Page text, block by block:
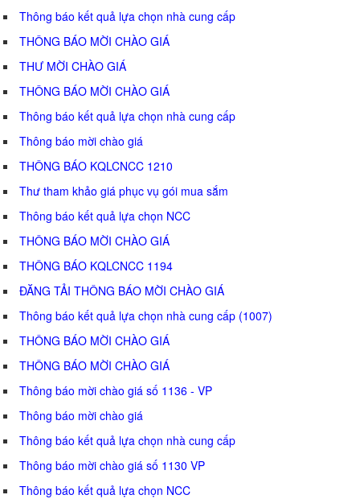
Thông báo kết quả lựa chọn nhà cung cấp
THÔNG BÁO MỜI CHÀO GIÁ
THƯ MỜI CHÀO GIÁ
THÔNG BÁO MỜI CHÀO GIÁ
Thông báo kết quả lựa chọn nhà cung cấp
Thông báo mời chào giá
THÔNG BÁO KQLCNCC 1210
Thư tham khảo giá phục vụ gói mua sắm
Thông báo kết quả lựa chọn NCC
THÔNG BÁO MỜI CHÀO GIÁ
THÔNG BÁO KQLCNCC 1194
ĐĂNG TẢI THÔNG BÁO MỜI CHÀO GIÁ
Thông báo kết quả lựa chọn nhà cung cấp (1007)
THÔNG BÁO MỜI CHÀO GIÁ
THÔNG BÁO MỜI CHÀO GIÁ
Thông báo mời chào giá số 1136 - VP
Thông báo mời chào giá
Thông báo kết quả lựa chọn nhà cung cấp
Thông báo mời chào giá số 1130 VP
Thông báo kết quả lựa chọn NCC